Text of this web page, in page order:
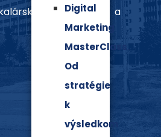
Digital
Marketing
MasterClass.
Od
stratégie
k
výsledkom
inžinierske a